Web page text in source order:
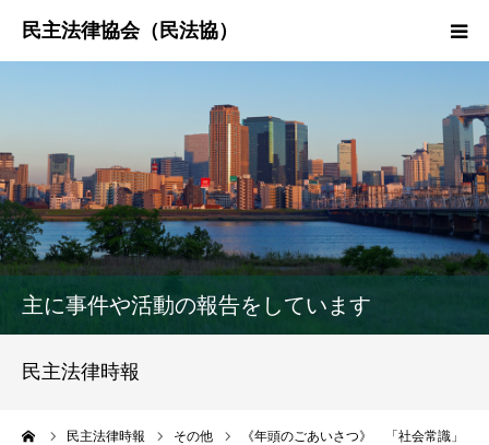
主に事件や活動の報告をしています
民主法律時報
民主法律時報 その他
《年頭のごあいさつ》 「社会常識」
民法協とは
民主法律時報
決議・声明・意見書